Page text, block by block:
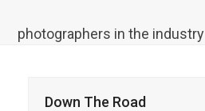
photographers in the industry
Down The Road